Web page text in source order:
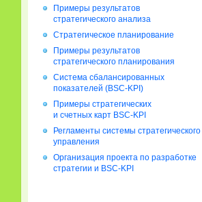
Примеры результатов
стратегического анализа
Стратегическое планирование
Примеры результатов
стратегического планирования
Система сбалансированных
показателей (BSC-KPI)
Примеры стратегических
и счетных карт BSC-KPI
Регламенты системы стратегического
управления
Организация проекта по разработке
стратегии и BSC-KPI